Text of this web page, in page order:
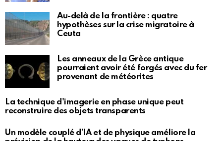
Au-delà de la frontière : quatre
hypothèses sur la crise migratoire à
Ceuta
Les anneaux de la Grèce antique
pourraient avoir été forgés avec du fer
provenant de météorites
La technique d'imagerie en phase unique peut
reconstruire des objets transparents
Un modèle couplé d’IA et de physique améliore la